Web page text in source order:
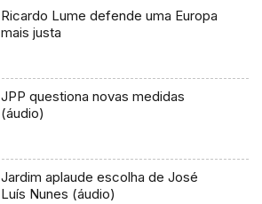
Ricardo Lume defende uma Europa
mais justa
JPP questiona novas medidas
(áudio)
Jardim aplaude escolha de José
Luís Nunes (áudio)